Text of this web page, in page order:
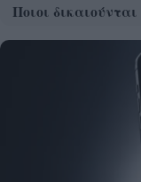
Ποιοι